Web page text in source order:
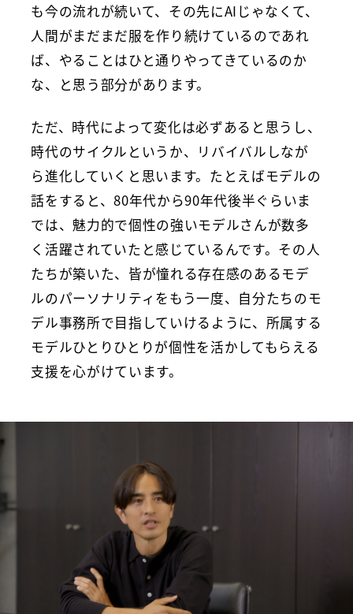
も今の流れが続いて、その先にAIじゃなくて、
人間がまだまだ服を作り続けているのであれ
ば、やることはひと通りやってきているのか
な、と思う部分があります。
ただ、時代によって変化は必ずあると思うし、
時代のサイクルというか、リバイバルしなが
ら進化していくと思います。たとえばモデルの
話をすると、80年代から90年代後半ぐらいま
では、魅力的で個性の強いモデルさんが数多
く活躍されていたと感じているんです。その人
たちが築いた、皆が憧れる存在感のあるモデ
ルのパーソナリティをもう一度、自分たちのモ
デル事務所で目指していけるように、所属する
モデルひとりひとりが個性を活かしてもらえる
支援を心がけています。